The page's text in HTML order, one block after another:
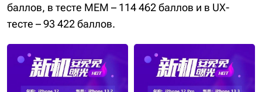
баллов, в тесте MEM – 114 462 баллов и в UX-
тесте – 93 422 баллов.